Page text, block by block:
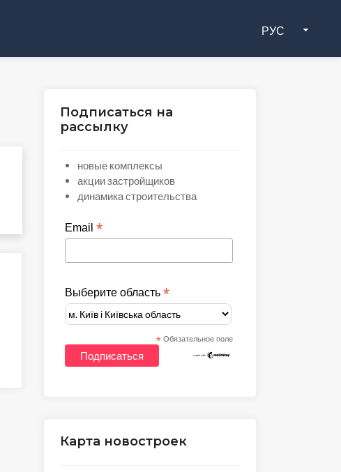
РУС
Подписаться на
рассылку
новые комплексы
акции застройщиков
динамика строительства
Email*
Выберите область*
* Обязательное поле
Карта новостроек